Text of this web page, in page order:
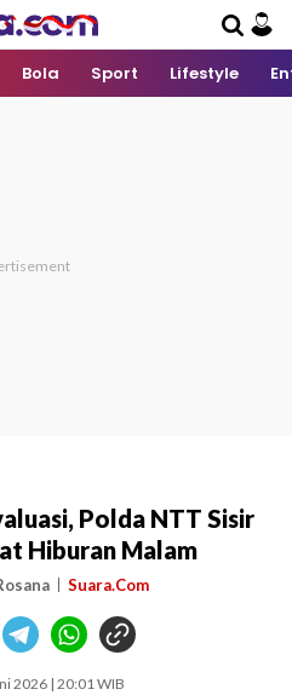
Bola Sport Lifestyle
Polda NTT Sisir
Hiburan Malam
Suara.Com
2026 | 20:01 WIB